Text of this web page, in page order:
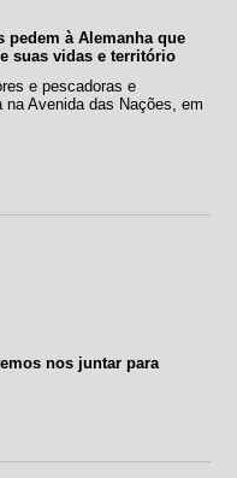
pedem à Alemanha que
suas vidas e território
e pescadoras e
Avenida das Nações, em
nos juntar para